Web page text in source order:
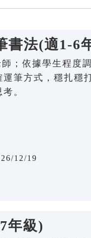
書法(適1-6
；依據學生程度
筆方式，穩扎穩
。
12/19
年級)